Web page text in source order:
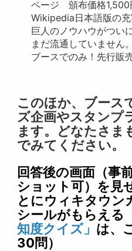
ページ 頒布価格
Wikipedia日本語版の
巨人のノウハウがつ
まだ流通していません
ブースでのみ！先行販
このほか、ブース
ズ企画やスタンプ
ます。どなたさま
でみてください。
回答後の画面（事
ショット可）を見
とにウィキタウン
シールがもらえる
知度クイズ」 は、
30問）